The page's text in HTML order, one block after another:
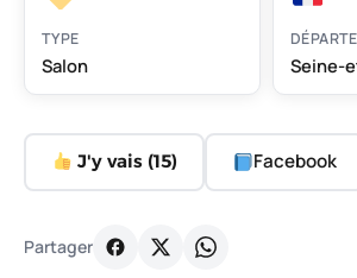
TYPE
Salon Seine-
J'y vais (15) Facebook
Partager